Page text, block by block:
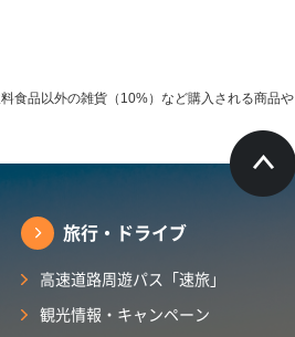
食品以外の雑貨（10%）など購入される商品や
旅行・ドライブ
高速道路周遊パス「速旅」
観光情報・キャンペーン